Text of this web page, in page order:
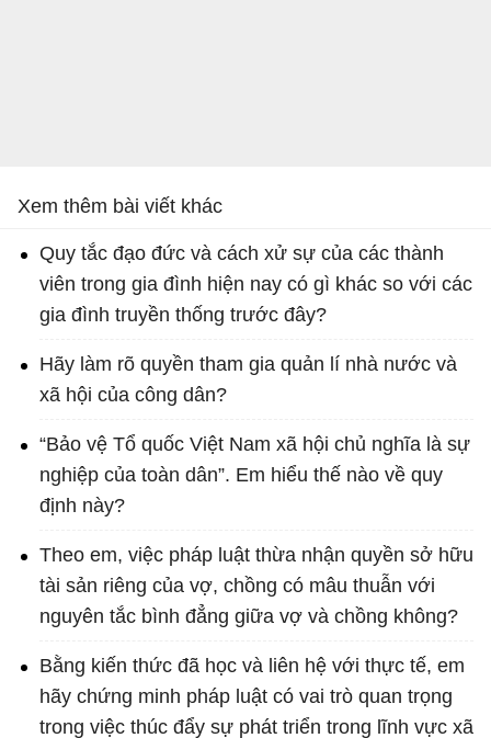
Xem thêm bài viết khác
Quy tắc đạo đức và cách xử sự của các thành
viên trong gia đình hiện nay có gì khác so với các
gia đình truyền thống trước đây?
Hãy làm rõ quyền tham gia quản lí nhà nước và
xã hội của công dân?
“Bảo vệ Tổ quốc Việt Nam xã hội chủ nghĩa là sự
nghiệp của toàn dân”. Em hiểu thế nào về quy
định này?
Theo em, việc pháp luật thừa nhận quyền sở hữu
tài sản riêng của vợ, chồng có mâu thuẫn với
nguyên tắc bình đẳng giữa vợ và chồng không?
Bằng kiến thức đã học và liên hệ với thực tế, em
hãy chứng minh pháp luật có vai trò quan trọng
trong việc thúc đẩy sự phát triển trong lĩnh vực xã